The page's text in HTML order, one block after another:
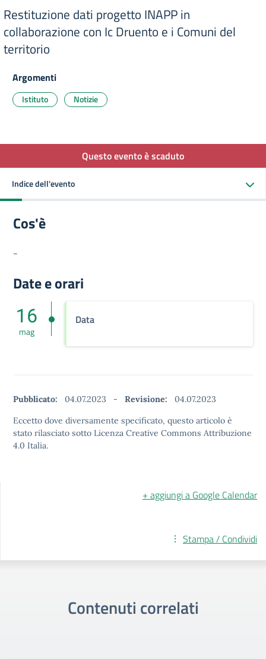
Restituzione dati progetto INAPP in
collaborazione con Ic Druento e i Comuni del
territorio
Argomenti
Istituto Notizie
Questo evento è scaduto
Indice dell'evento
Cos'è
-
Date e orari
Data
16
mag
Pubblicato: 04.07.2023 - Revisione:
04.07.2023
Eccetto dove diversamente specificato, questo articolo è
stato rilasciato sotto Licenza Creative Commons Attribuzione
4.0 Italia.
+ aggiungi a Google Calendar
Stampa / Condividi
Contenuti correlati